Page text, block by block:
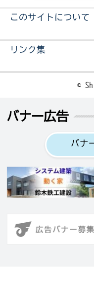
このサイトについて
リンク集
©
バナー広告
バナ